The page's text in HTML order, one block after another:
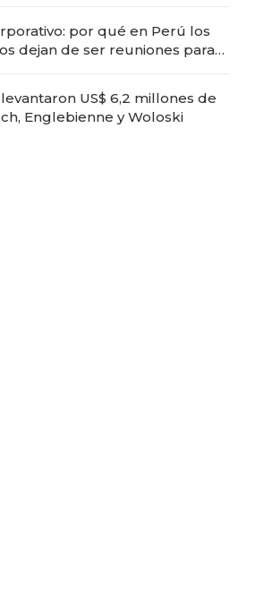
por qué en Perú los
dejan de ser reuniones para
US$ 6,2 millones de
Englebienne y Woloski